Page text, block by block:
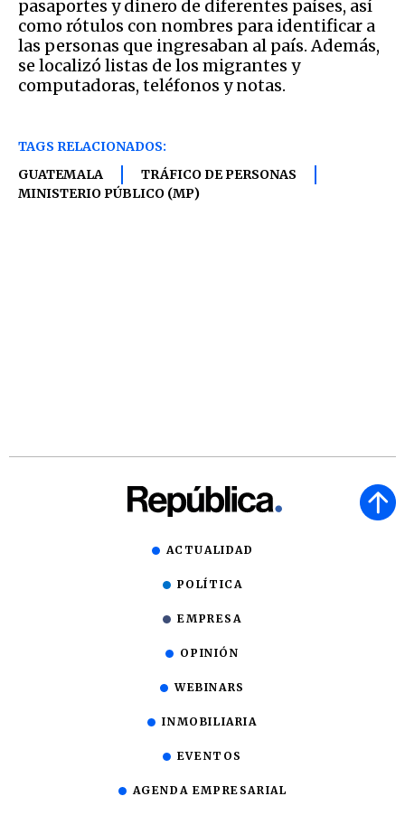
pasaportes y dinero de diferentes países, así
como rótulos con nombres para identificar a
las personas que ingresaban al país. Además,
se localizó listas de los migrantes y
computadoras, teléfonos y notas.
TAGS RELACIONADOS:
GUATEMALA
TRÁFICO DE PERSONAS
MINISTERIO PÚBLICO (MP)
ACTUALIDAD
POLÍTICA
EMPRESA
OPINIÓN
WEBINARS
INMOBILIARIA
EVENTOS
AGENDA EMPRESARIAL